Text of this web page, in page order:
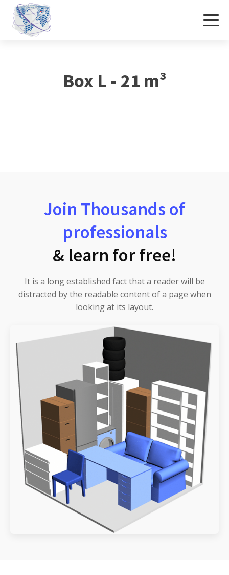
Box L - 21 m³
Join Thousands of
professionals
& learn for free!
It is a long established fact that a reader will be
distracted by the readable content of a page when
looking at its layout.